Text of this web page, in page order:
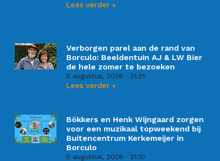
Lees verder »
Verborgen parel aan de rand van
Borculo: Beeldentuin AJ & LW Bier
de hele zomer te bezoeken
5 augustus, 2026 21:21
Lees verder »
Bökkers en Henk Wijngaard zorgen
voor een muzikaal topweekend bij
Buitencentrum Kerkemeijer in
Borculo
5 augustus, 2026 21:10